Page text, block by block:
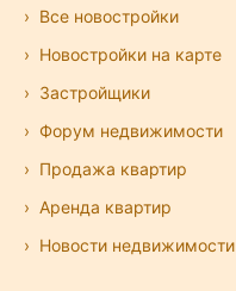
Все новостройки
Новостройки на карте
Застройщики
Форум недвижимости
Продажа квартир
Аренда квартир
Новости недвижимости